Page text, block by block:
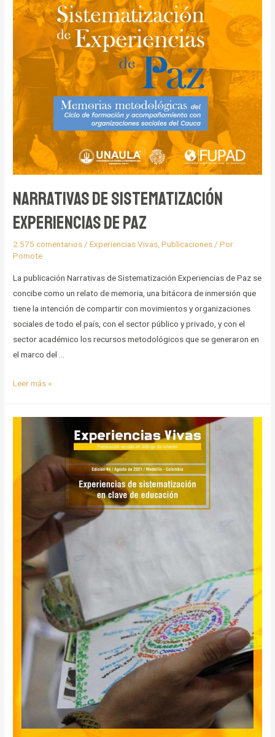
Narrativas de Sistematización
Experiencias de Paz
2.575 comentarios/Experiencias Vivas,Publicaciones/ Por
Pomote
La publicación Narrativas de Sistematización Experiencias de Paz se
concibe como un relato de memoria, una bitácora de inmersión que
tiene la intención de compartir con movimientos y organizaciones
sociales de todo el país, con el sector público y privado, y con el
sector académico los recursos metodológicos que se generaron en
el marco del …
Narrativas
Leer más »